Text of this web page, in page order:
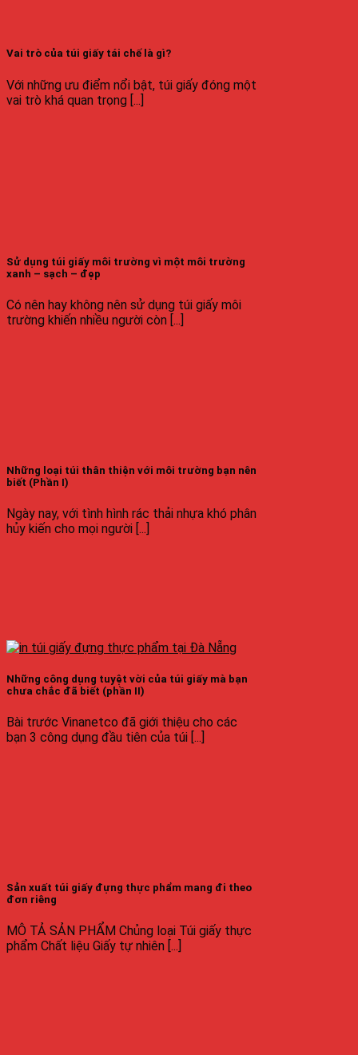
Vai trò của túi giấy tái chế là gì?
Với những ưu điểm nổi bật, túi giấy đóng một
vai trò khá quan trọng [...]
Sử dụng túi giấy môi trường vì một môi trường
xanh – sạch – đẹp
Có nên hay không nên sử dụng túi giấy môi
trường khiến nhiều người còn [...]
Những loại túi thân thiện với môi trường bạn nên
biết (Phần I)
Ngày nay, với tình hình rác thải nhựa khó phân
hủy kiến cho mọi người [...]
Những công dụng tuyệt vời của túi giấy mà bạn
chưa chắc đã biết (phần II)
Bài trước Vinanetco đã giới thiệu cho các
bạn 3 công dụng đầu tiên của túi [...]
Sản xuất túi giấy đựng thực phẩm mang đi theo
đơn riêng
MÔ TẢ SẢN PHẨM Chủng loại Túi giấy thực
phẩm Chất liệu Giấy tự nhiên [...]